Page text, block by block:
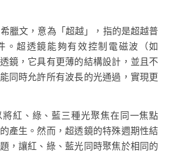
希臘文，意為「超越」，指的是超越普
。超透鏡能夠有效控制電磁波（如
鏡，它具有更薄的結構設計，並且不
同時允許所有波長的光通過，實現更
紅、綠、藍三種光聚焦在同一焦點
產生。然而，超透鏡的特殊週期性結
，讓紅、綠、藍光同時聚焦於相同的